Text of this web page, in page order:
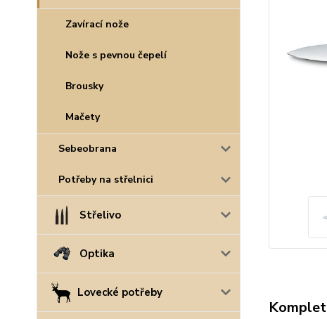
Zavírací nože
Nože s pevnou čepelí
Brousky
Mačety
Sebeobrana
Potřeby na střelnici
Střelivo
Optika
Lovecké potřeby